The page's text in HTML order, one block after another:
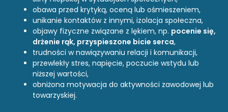
obawa przed krytyką, oceną lub ośmieszeniem,
unikanie kontaktów z innymi, izolacja społeczna,
objawy fizyczne związane z lękiem, np. pocenie się,
drżenie rąk, przyspieszone bicie serca,
trudności w nawiązywaniu relacji i komunikacji,
przewlekły stres, napięcie, poczucie wstydu lub
niższej wartości,
obniżona motywacja do aktywności zawodowej lub
towarzyskiej.